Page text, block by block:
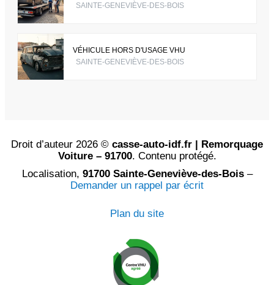
SAINTE-GENEVIÈVE-DES-BOIS
VÉHICULE HORS D'USAGE VHU
SAINTE-GENEVIÈVE-DES-BOIS
Droit d’auteur 2026 © casse-auto-idf.fr | Remorquage
Voiture – 91700. Contenu protégé.
Localisation, 91700 Sainte-Geneviève-des-Bois–
Demander un rappel par écrit
Plan du site